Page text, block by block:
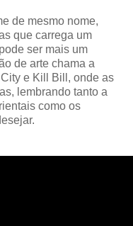
de mesmo nome,
que carrega um
ser mais um
de arte chama a
e Kill Bill, onde as
lembrando tanto a
como os